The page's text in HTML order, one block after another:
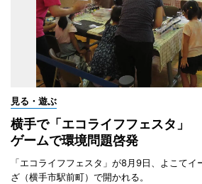
見る・遊ぶ
横手で「エコライフフェスタ」
ゲームで環境問題啓発
「エコライフフェスタ」が8月9日、よこて
ざ（横手市駅前町）で開かれる。